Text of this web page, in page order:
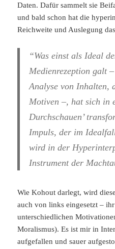
Daten. Dafür sammelt sie
und bald schon hat die
Reichweite und Auslegung
“Was einst als Ideal
Medienrezeption galt
Analyse von Inhalten,
Motiven –, hat sich in
Durchschauen’
Impuls, der im
wird in der
Instrument der
Wie Kohout darlegt, wird
auch von links eingesetzt –
unterschiedlichen
Moralismus). Es ist mir in
aufgefallen und sauer